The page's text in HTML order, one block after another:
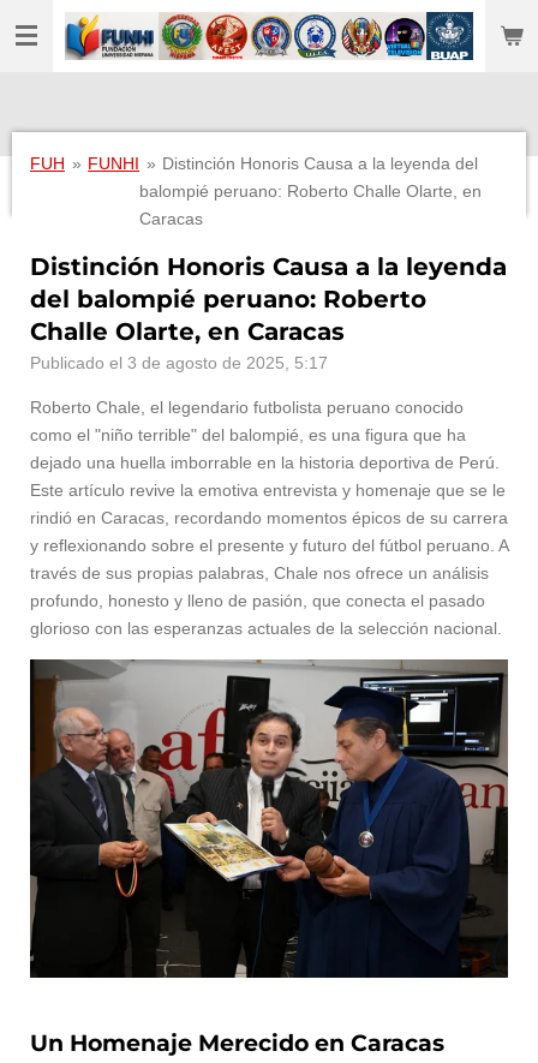
Ir
al
FUH » FUNHI » Distinción Honoris Causa a la leyenda del
balompié peruano: Roberto Challe Olarte, en
Caracas
Distinción Honoris Causa a la leyenda
del balompié peruano: Roberto
Challe Olarte, en Caracas
Publicado el 3 de agosto de 2025, 5:17
Roberto Chale, el legendario futbolista peruano conocido
como el "niño terrible" del balompié, es una figura que ha
dejado una huella imborrable en la historia deportiva de Perú.
Este artículo revive la emotiva entrevista y homenaje que se le
rindió en Caracas, recordando momentos épicos de su carrera
y reflexionando sobre el presente y futuro del fútbol peruano. A
través de sus propias palabras, Chale nos ofrece un análisis
profundo, honesto y lleno de pasión, que conecta el pasado
glorioso con las esperanzas actuales de la selección nacional.
Un Homenaje Merecido en Caracas